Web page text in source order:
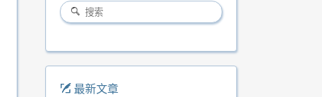
最新文章